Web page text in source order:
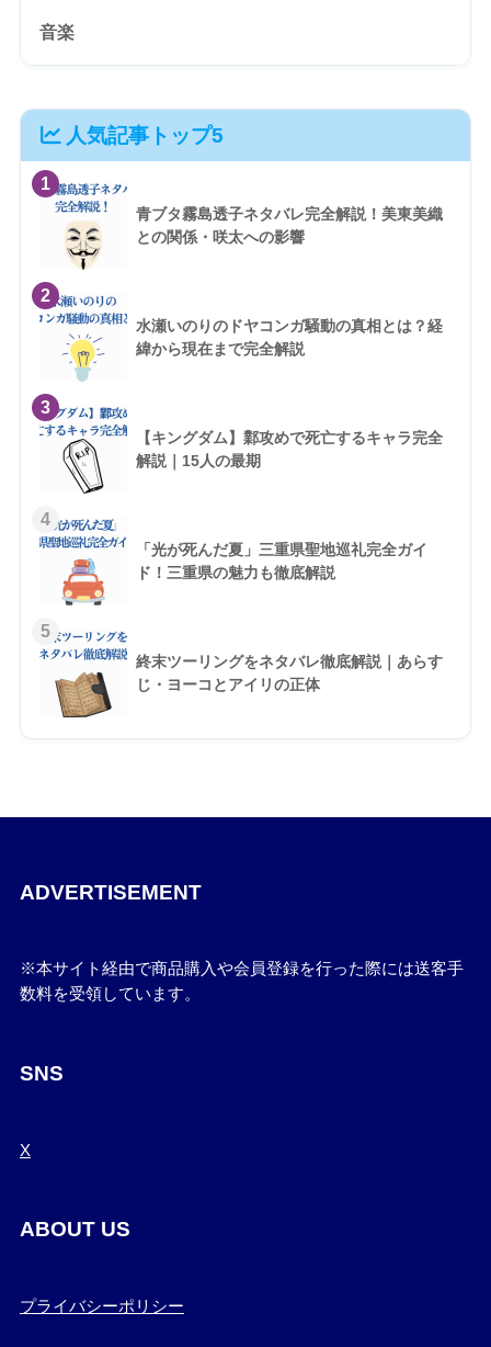
音楽
人気記事トップ5
1
青ブタ霧島透子ネタバレ完全解説！美東美織
との関係・咲太への影響
2
水瀬いのりのドヤコンガ騒動の真相とは？経
緯から現在まで完全解説
3
【キングダム】鄴攻めで死亡するキャラ完全
解説｜15人の最期
4
「光が死んだ夏」三重県聖地巡礼完全ガイ
ド！三重県の魅力も徹底解説
5
終末ツーリングをネタバレ徹底解説｜あらす
じ・ヨーコとアイリの正体
ADVERTISEMENT
※本サイト経由で商品購入や会員登録を行った際には送客手
数料を受領しています。
SNS
X
ABOUT US
プライバシーポリシー